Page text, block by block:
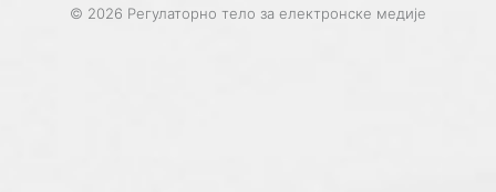
© 2026 Регулаторно тело за електронске медије